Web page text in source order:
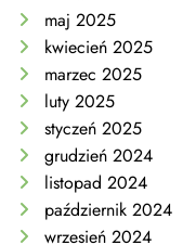
maj 2025
kwiecień 2025
marzec 2025
luty 2025
styczeń 2025
grudzień 2024
listopad 2024
październik 2024
wrzesień 2024